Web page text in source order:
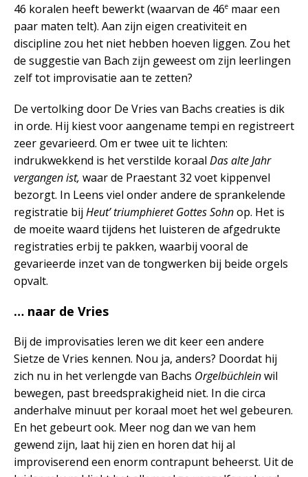
46 koralen heeft bewerkt (waarvan de 46e maar een
paar maten telt). Aan zijn eigen creativiteit en
discipline zou het niet hebben hoeven liggen. Zou het
de suggestie van Bach zijn geweest om zijn leerlingen
zelf tot improvisatie aan te zetten?
De vertolking door De Vries van Bachs creaties is dik
in orde. Hij kiest voor aangename tempi en registreert
zeer gevarieerd. Om er twee uit te lichten:
indrukwekkend is het verstilde koraal Das alte Jahr
vergangen ist, waar de Praestant 32 voet kippenvel
bezorgt. In Leens viel onder andere de sprankelende
registratie bij Heut’ triumphieret Gottes Sohnop. Het is
de moeite waard tijdens het luisteren de afgedrukte
registraties erbij te pakken, waarbij vooral de
gevarieerde inzet van de tongwerken bij beide orgels
opvalt.
… naar de Vries
Bij de improvisaties leren we dit keer een andere
Sietze de Vries kennen. Nou ja, anders? Doordat hij
zich nu in het verlengde van Bachs Orgelbüchleinwil
bewegen, past breedsprakigheid niet. In die circa
anderhalve minuut per koraal moet het wel gebeuren.
En het gebeurt ook. Meer nog dan we van hem
gewend zijn, laat hij zien en horen dat hij al
improviserend een enorm contrapunt beheerst. Uit de